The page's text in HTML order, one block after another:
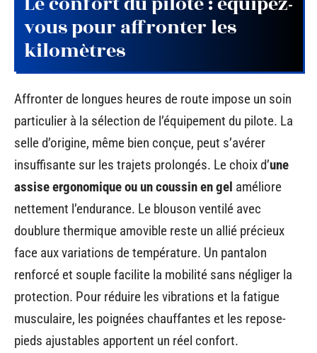
vous pour affronter les
kilomètres
Affronter de longues heures de route impose un soin
particulier à la sélection de l’équipement du pilote. La
selle d’origine, même bien conçue, peut s’avérer
insuffisante sur les trajets prolongés. Le choix d’une
assise ergonomique ou un coussin en gel améliore
nettement l’endurance. Le blouson ventilé avec
doublure thermique amovible reste un allié précieux
face aux variations de température. Un pantalon
renforcé et souple facilite la mobilité sans négliger la
protection. Pour réduire les vibrations et la fatigue
musculaire, les poignées chauffantes et les repose-
pieds ajustables apportent un réel confort.